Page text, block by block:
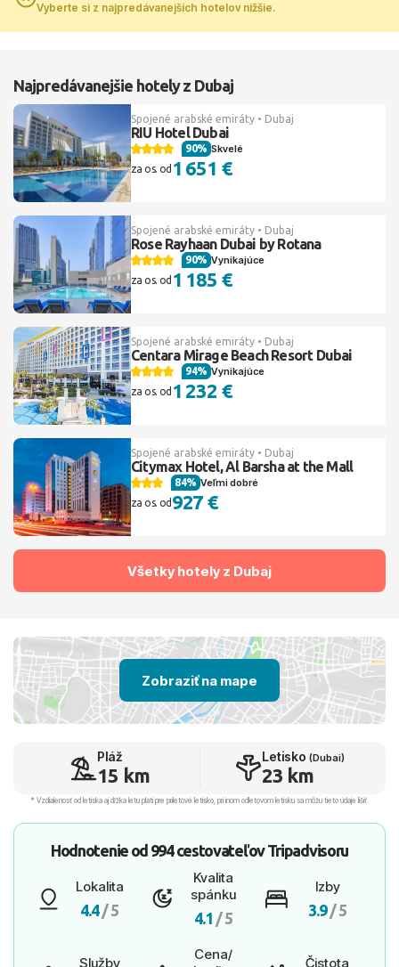
Vyberte si z najpredávanejších hotelov nižšie.
Najpredávanejšie hotely z Dubaj
Spojené arabské emiráty • Dubaj
RIU Hotel Dubai
Skvelé
90%
za os. od 1 651 €
Spojené arabské emiráty • Dubaj
Rose Rayhaan Dubai by Rotana
Vynikajúce
90%
za os. od 1 185 €
Spojené arabské emiráty • Dubaj
Centara Mirage Beach Resort Dubai
Vynikajúce
94%
za os. od 1 232 €
Spojené arabské emiráty • Dubaj
Citymax Hotel, Al Barsha at the Mall
Veľmi dobré
84%
za os. od 927 €
Všetky hotely z Dubaj
Zobraziť na mape
Pláž
15 km
Letisko (Dubai)
23 km
* Vzdialenosť od letiska aj dľžka letu platí pre príletové letisko, pri inom odletovom letisku sa môžu tieto údaje líšiť.
Hodnotenie od 994 cestovateľovTripadvisoru
Lokalita
4.4/ 5
Kvalita
spánku
4.1 / 5
Izby
3.9/ 5
Služby
Cena/
Čistota